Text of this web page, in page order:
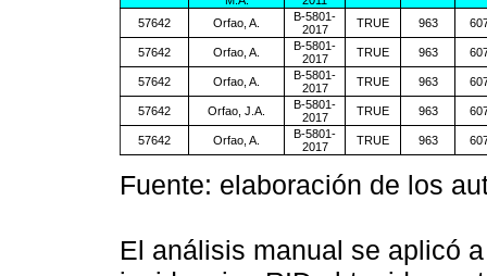
57642 Orfao, A.
B-5801-
2017
TRUE 963
57642 Orfao, A.
B-5801-
2017
TRUE 963
57642 Orfao, A.
B-5801-
2017
TRUE 963
57642 Orfao, J.A.
B-5801-
2017
TRUE 963
57642 Orfao, A.
B-5801-
2017
TRUE 963
Fuente: elaboración de los
El análisis manual se aplicó